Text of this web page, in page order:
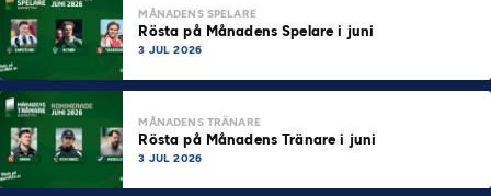
MÅNADENS SPELARE
Rösta på Månadens Spelare i juni
3 JUL 2026
MÅNADENS TRÄNARE
Rösta på Månadens Tränare i juni
3 JUL 2026